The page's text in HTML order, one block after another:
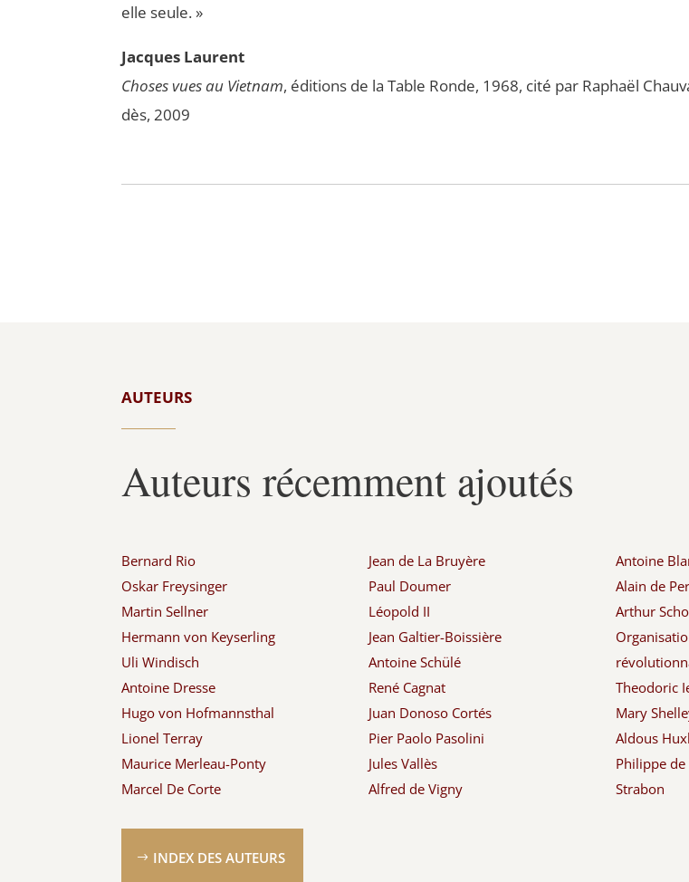
elle seule. »
Jacques Laurent
Choses vues au Viet­nam, édi­tions de la Table Ronde, 1968, cité par Raphaël
dès, 2009
AUTEURS
Auteurs récemment ajoutés
Bernard Rio
Oskar Freysinger
Martin Sellner
Hermann von Keyserling
Uli Windisch
Antoine Dresse
Hugo von Hofmannsthal
Lionel Terray
Maurice Merleau-Ponty
Marcel De Corte
Jean de La Bruyère
Paul Doumer
Léopold II
Jean Galtier-Boissière
Antoine Schülé
René Cagnat
Juan Donoso Cortés
Pier Paolo Pasolini
Jules Vallès
Alfred de Vigny
Antoine
Alain de
Arthur
Theodoric
Mary
Aldous
Philippe de
Strabon
INDEX DES AUTEURS